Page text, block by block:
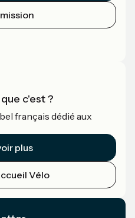
c'est ?
français dédié aux
plus
Vélo